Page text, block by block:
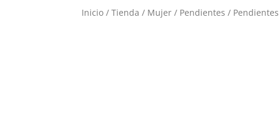
Inicio /Tienda / Mujer / Pendientes /